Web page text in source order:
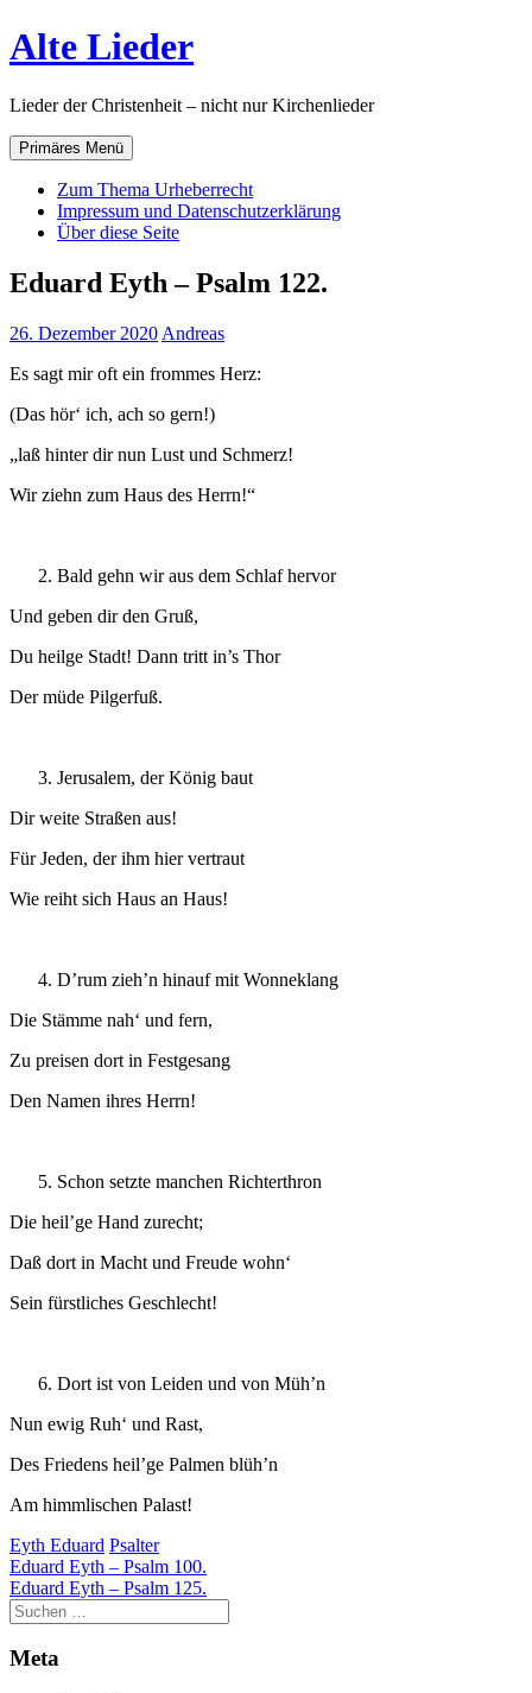
Zum
Inhalt
Alte Lieder
Lieder der Christenheit – nicht nur Kirchenlieder
Primäres Menü
Zum Thema Urheberrecht
Impressum und Datenschutzerklärung
Über diese Seite
Eduard Eyth – Psalm 122.
26. Dezember 2020 Andreas
Es sagt mir oft ein frommes Herz:
(Das hör‘ ich, ach so gern!)
„laß hinter dir nun Lust und Schmerz!
Wir ziehn zum Haus des Herrn!“
Bald gehn wir aus dem Schlaf hervor
Und geben dir den Gruß,
Du heilge Stadt! Dann tritt in’s Thor
Der müde Pilgerfuß.
Jerusalem, der König baut
Dir weite Straßen aus!
Für Jeden, der ihm hier vertraut
Wie reiht sich Haus an Haus!
D’rum zieh’n hinauf mit Wonneklang
Die Stämme nah‘ und fern,
Zu preisen dort in Festgesang
Den Namen ihres Herrn!
Schon setzte manchen Richterthron
Die heil’ge Hand zurecht;
Daß dort in Macht und Freude wohn‘
Sein fürstliches Geschlecht!
Dort ist von Leiden und von Müh’n
Nun ewig Ruh‘ und Rast,
Des Friedens heil’ge Palmen blüh’n
Am himmlischen Palast!
Eyth Eduard Psalter
Beitragsnavigation
Eduard Eyth – Psalm 100.
Eduard Eyth – Psalm 125.
Meta